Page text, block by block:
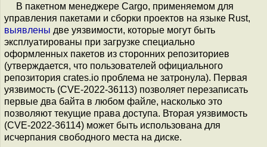
В пакетном менеджере Cargo, применяемом для
управления пакетами и сборки проектов на языке Rust,
выявлены две уязвимости, которые могут быть
эксплуатированы при загрузке специально
оформленных пакетов из сторонних репозиториев
(утверждается, что пользователей официального
репозитория crates.io проблема не затронула). Первая
уязвимость (CVE-2022-36113) позволяет перезаписать
первые два байта в любом файле, насколько это
позволяют текущие права доступа. Вторая уязвимость
(CVE-2022-36114) может быть использована для
исчерпания свободного места на диске.